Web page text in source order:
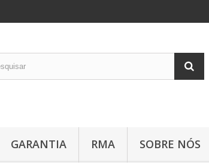
GARANTIA RMA SOBRE NÓS